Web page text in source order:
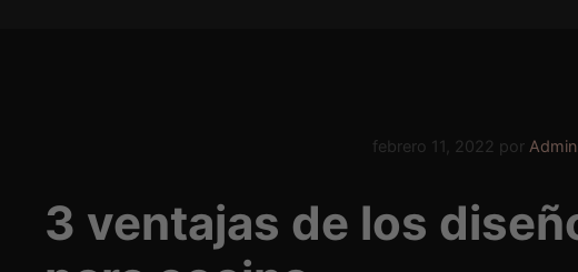
febrero 11, 2022 por
3 ventajas de los